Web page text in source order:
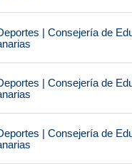
| Consejería de
| Consejería de
| Consejería de